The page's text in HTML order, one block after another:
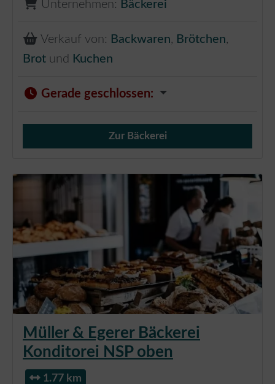
Unternehmen: Bäckerei
Verkauf von: Backwaren, Brötchen,
Brot und Kuchen
Gerade geschlossen:
Verkauf von Brötchen,
Zur Bäckerei
Müller & Egerer Bäckerei
Konditorei NSP oben
1.77 km